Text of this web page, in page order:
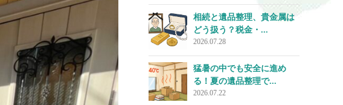
相続と遺品整理、貴金属は
どう扱う？税金・...
2026.07.28
猛暑の中でも安全に進め
る！夏の遺品整理で...
2026.07.22